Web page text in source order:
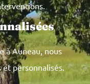
à Auneau, nous
et personnalisés.